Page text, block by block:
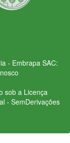
- Embrapa SAC:
sob a Licença
- SemDerivações